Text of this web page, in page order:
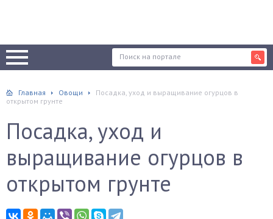
Главная Овощи
Посадка, уход и выращивание огурцов в
открытом грунте
Посадка, уход и
выращивание огурцов в
открытом грунте